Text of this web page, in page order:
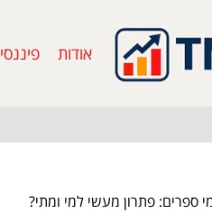
אודות פיננסי
ספרים: פתרון מעשי למי ומתי?